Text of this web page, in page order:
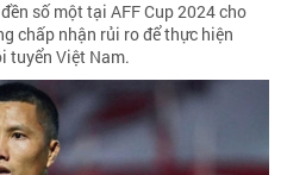
số một tại AFF Cup 2024 cho
chấp nhận rủi ro để thực hiện
tuyển Việt Nam.